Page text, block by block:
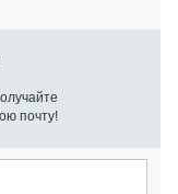
почту!